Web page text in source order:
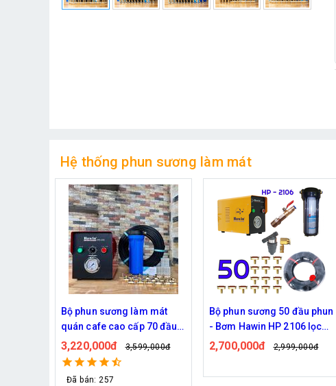
Hệ thống phun sương làm mát
Bộ phun sương 50 đầu phun
- Bơm Hawin HP 2106 lọc
rác 50M dây
2,700,000đ 2,999,000đ
Hệ thống phun sương làm
mát trọn bộ Daehan DH-
6017 20 béc
1,130,000đ 1,299,000đ
Đã bán: 320